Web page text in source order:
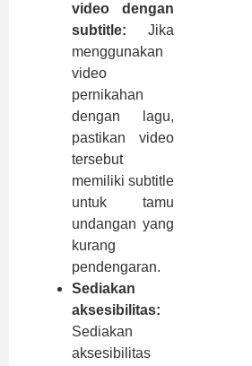
video dengan
subtitle: Jika
menggunakan
video
pernikahan
dengan lagu,
pastikan video
tersebut
memiliki subtitle
untuk tamu
undangan yang
kurang
pendengaran.
Sediakan
aksesibilitas:
Sediakan
aksesibilitas